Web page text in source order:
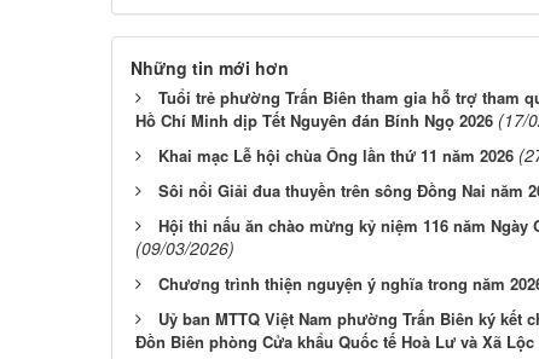
Những tin mới hơn
Tuổi trẻ phường Trấn Biên tham gia hỗ trợ tham
Hồ Chí Minh dịp Tết Nguyên đán Bính Ngọ 2026 (17/
Khai mạc Lễ hội chùa Ông lần thứ 11 năm 2026
Sôi nổi Giải đua thuyền trên sông Đồng Nai năm
Hội thi nấu ăn chào mừng kỷ niệm 116 năm Ngày
(09/03/2026)
Chương trình thiện nguyện ý nghĩa trong năm
Uỷ ban MTTQ Việt Nam phường Trấn Biên ký
Đồn Biên phòng Cửa khẩu Quốc tế Hoà Lư và Xã Lộc